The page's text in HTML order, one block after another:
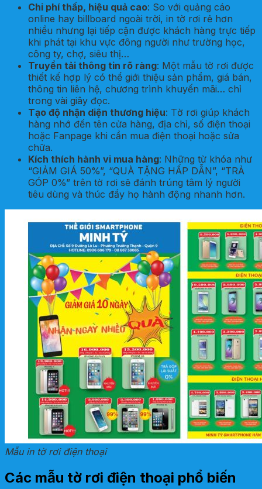
Chi phí thấp, hiệu quả cao: So với quảng cáo
online hay billboard ngoài trời, in tờ rơi rẻ hơn
nhiều nhưng lại tiếp cận được khách hàng trực tiếp
khi phát tại khu vực đông người như trường học,
công ty, chợ, siêu thị…
Truyền tải thông tin rõ ràng: Một mẫu tờ rơi được
thiết kế hợp lý có thể giới thiệu sản phẩm, giá bán,
thông tin liên hệ, chương trình khuyến mãi… chỉ
trong vài giây đọc.
Tạo độ nhận diện thương hiệu: Tờ rơi giúp khách
hàng nhớ đến tên cửa hàng, địa chỉ, số điện thoại
hoặc Fanpage khi cần mua điện thoại hoặc sửa
chữa.
Kích thích hành vi mua hàng: Những từ khóa như
“GIẢM GIÁ 50%”, “QUÀ TẶNG HẤP DẪN”, “TRẢ
GÓP 0%” trên tờ rơi sẽ đánh trúng tâm lý người
tiêu dùng và thúc đẩy họ hành động nhanh hơn.
Mẫu in tờ rơi điện thoại
Các mẫu tờ rơi điện thoại phổ biến